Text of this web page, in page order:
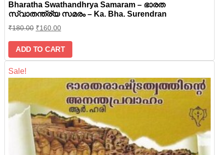
Bharatha Swathandhrya Samaram – ഭാരത
സ്വാതന്ത്ര്യ സമരം – Ka. Bha. Surendran
₹180.00 ₹160.00
ADD TO CART
Sale!